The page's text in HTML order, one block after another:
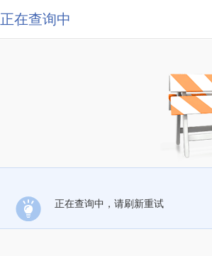
正在查询中
正在查询中，请刷新重试